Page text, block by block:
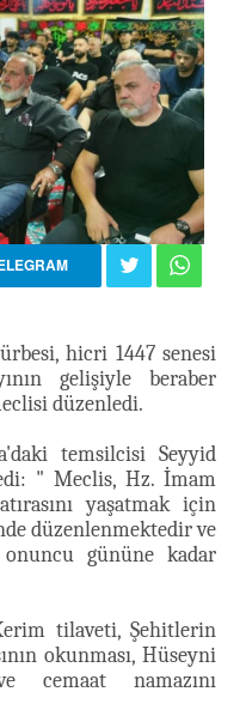
hicri 1447 senesi
gelişiyle beraber
düzenledi.
temsilcisi Seyyid
" Meclis, Hz. İmam
yaşatmak için
düzenlenmektedir ve
gününe kadar
tilaveti, Şehitlerin
okunması, Hüseyni
cemaat namazını